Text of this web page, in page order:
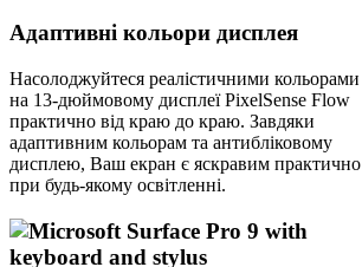
Адаптивні кольори дисплея
Насолоджуйтеся реалістичними кольорами
на 13-дюймовому дисплеї PixelSense Flow
практично від краю до краю. Завдяки
адаптивним кольорам та антибліковому
дисплею, Ваш екран є яскравим практично
при будь-якому освітленні.